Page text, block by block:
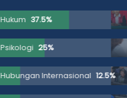
Hukum 37.5%
Psikologi 25%
Hubungan Internasional 12.5%